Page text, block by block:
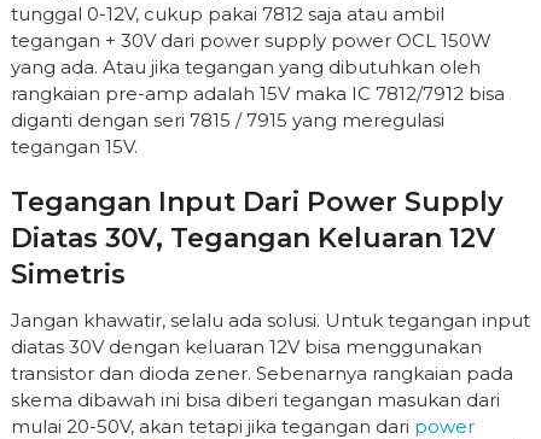
tunggal 0-12V, cukup pakai 7812 saja atau ambil
tegangan + 30V dari power supply power OCL 150W
yang ada. Atau jika tegangan yang dibutuhkan oleh
rangkaian pre-amp adalah 15V maka IC 7812/7912 bisa
diganti dengan seri 7815 / 7915 yang meregulasi
tegangan 15V.
Tegangan Input Dari Power Supply
Diatas 30V, Tegangan Keluaran 12V
Simetris
Jangan khawatir, selalu ada solusi. Untuk tegangan input
diatas 30V dengan keluaran 12V bisa menggunakan
transistor dan dioda zener. Sebenarnya rangkaian pada
skema dibawah ini bisa diberi tegangan masukan dari
mulai 20-50V, akan tetapi jika tegangan dari power